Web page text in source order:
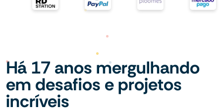
Há 17 anos mergulhando
em desafios e projetos
incríveis